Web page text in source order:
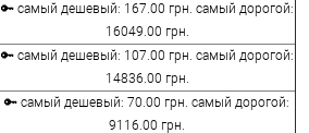
🔑 самый дешевый: 167.00 грн. самый дорогой:
16049.00 грн.
🔑 самый дешевый: 107.00 грн. самый дорогой:
14836.00 грн.
🔑 самый дешевый: 70.00 грн. самый дорогой:
9116.00 грн.